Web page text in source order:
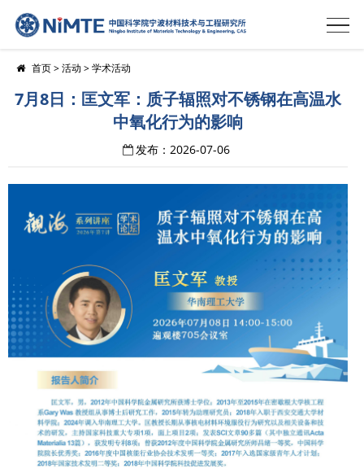
首页>活动 >学术活动
7月8日：匡文军：质子辐照对不锈钢在高温水
中氧化行为的影响
发布：2026-07-06